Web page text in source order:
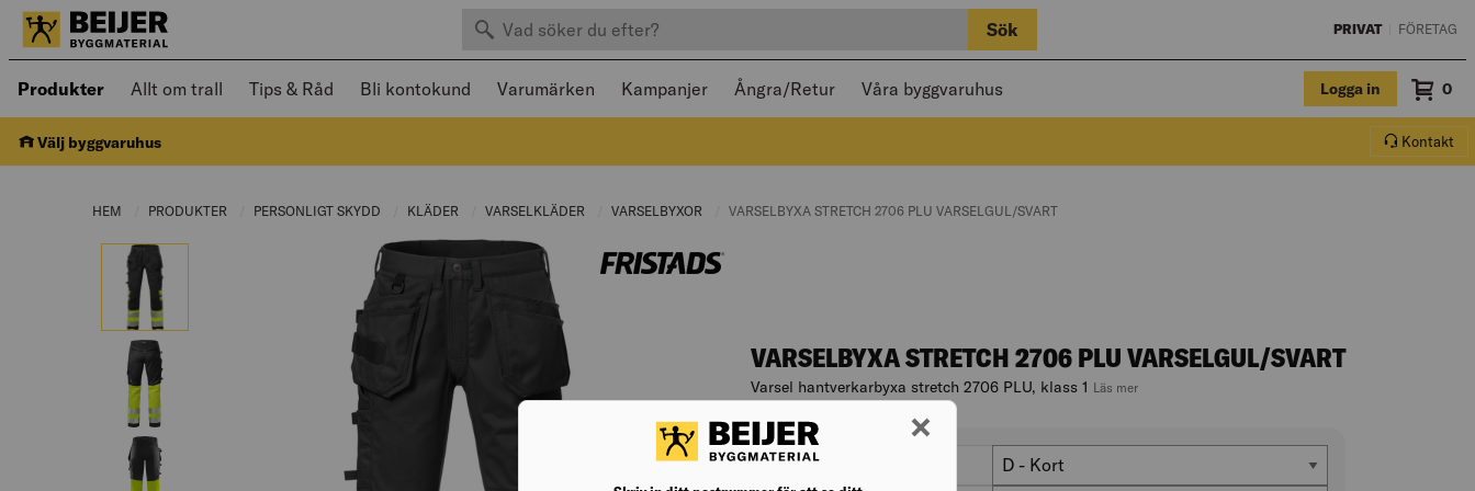
Sök efter produkter Sök PRIVAT FÖRETAG
Produkter Öppnad meny kan navigeras med piltangenter och stängas med Escape
Allt om trall Tips & Råd Bli kontokund Varumärken Kampanjer Ångra/Retur Våra byggvaruhus Logga in 0
Välj byggvaruhus Kontakt
HEM PRODUKTER CURRENT PAGE:
PERSONLIGT SKYDD CURRENT PAGE:
KLÄDER CURRENT PAGE:
VARSELKLÄDER CURRENT PAGE:
VARSELBYXOR CURRENT PAGE:
CURRENT PAGE:
VARSELBYXA STRETCH 2706 PLU VARSELGUL/SVART
VARSELBYXA STRETCH 2706 PLU VARSELGUL/SVART
Varsel hantverkarbyxa stretch 2706 PLU, klass 1 Läs mer
Varianter
passform Passform
D - Kort